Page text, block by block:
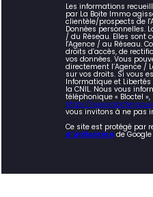
Les informations
par La Boite Immo
clientèle/prospects de
Données personnelles.
/ du Réseau. Elles sont
l'Agence / au Réseau.
droits d’accès, de
vos données. Vous
directement l’Agence /
sur vos droits. Si vous
Informatique et
la CNIL. Nous vous
téléphonique « Bloctel
https://
vous invitons à ne pas
Ce site est protégé par
d'utilisationde